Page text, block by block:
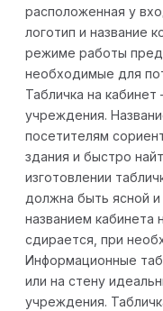
расположенная у
логотип и название
режиме работы
необходимые для
Табличка на
учреждения.
посетителям
здания и быстро
изготовлении
должна быть ясной
названием кабинета
сдирается, при
Информационные
или на стену
учреждения.